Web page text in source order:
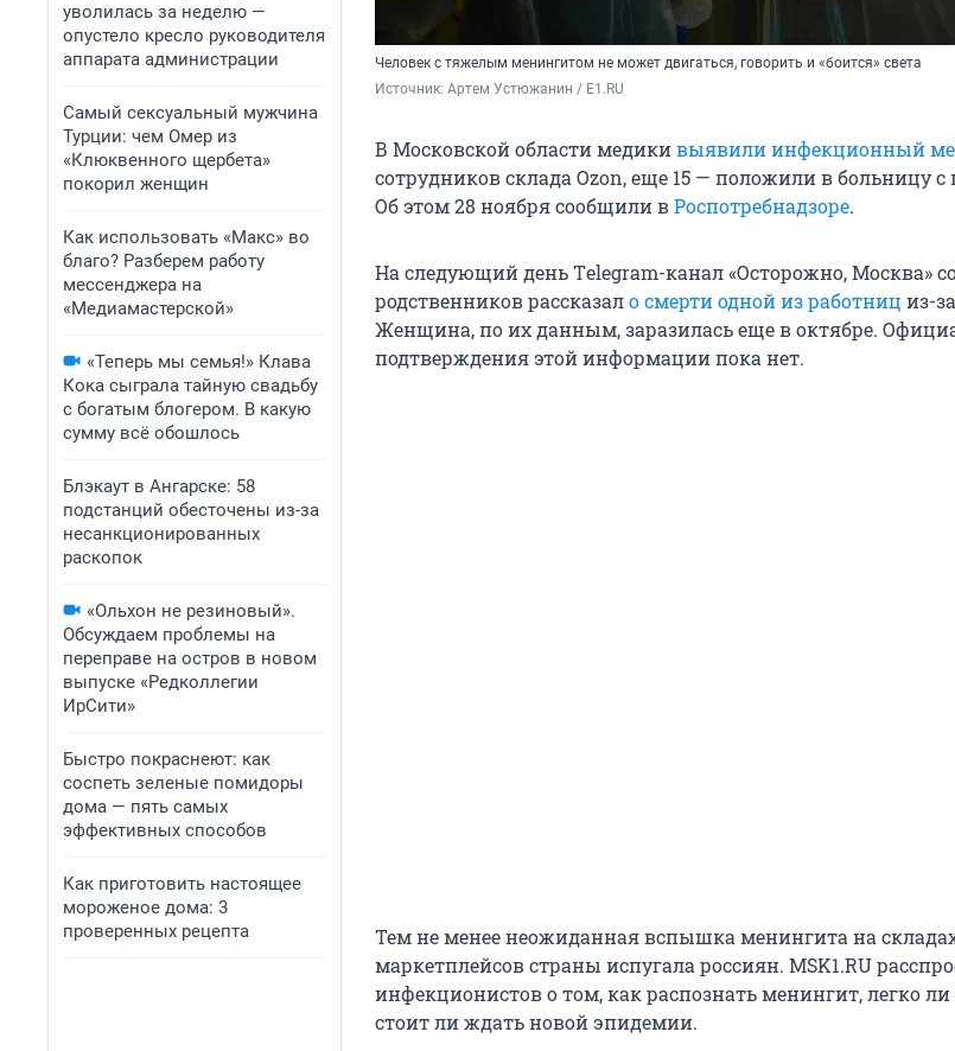
уволилась за неделю —
опустело кресло руководителя
аппарата администрации
Самый сексуальный мужчина
Турции: чем Омер из
«Клюквенного щербета»
покорил женщин
Как использовать «Макс» во
благо? Разберем работу
мессенджера на
«Медиамастерской»
«Теперь мы семья!» Клава
Кока сыграла тайную свадьбу
с богатым блогером. В какую
сумму всё обошлось
Блэкаут в Ангарске: 58
подстанций обесточены из-за
несанкционированных
раскопок
«Ольхон не резиновый».
Обсуждаем проблемы на
переправе на остров в новом
выпуске «Редколлегии
ИрСити»
Быстро покраснеют: как
соспеть зеленые помидоры
дома — пять самых
эффективных способов
Как приготовить настоящее
мороженое дома: 3
проверенных рецепта
Человек с тяжелым менингитом не может двигаться, говорить и «боится» света
Источник: Артем Устюжанин / E1.RU
В Московской области медикивыявили инфекционный
сотрудников склада Ozon, еще 15 — положили в больницу
Об этом 28 ноября сообщили вРоспотребнадзоре.
На следующий день Тelegram-канал «Осторожно, Москва»
родственников рассказало смерти одной из работниц из-
Женщина, по их данным, заразилась еще в октябре.
подтверждения этой информации пока нет.
Тем не менее неожиданная вспышка менингита на
маркетплейсов страны испугала россиян. MSK1.RU
инфекционистов о том, как распознать менингит, легко
стоит ли ждать новой эпидемии.